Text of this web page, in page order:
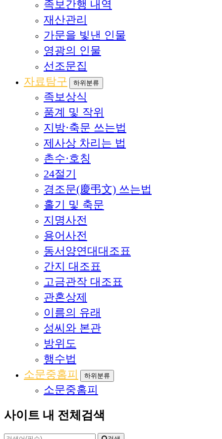
족보간행 내역
재산관리
가문을 빛낸 인물
영광의 인물
선조문집
자료탐구
하위분류
족보상식
품계 및 작위
지방·축문 쓰는법
제사상 차리는 법
촌수·호칭
24절기
경조문(慶弔文) 쓰는법
홀기 및 축문
지명사전
용어사전
동서양연대대조표
간지 대조표
고금관작 대조표
관혼상제
이름의 유래
성씨와 본관
방위도
행수법
소문중홈피
하위분류
소문중홈피
사이트 내 전체검색